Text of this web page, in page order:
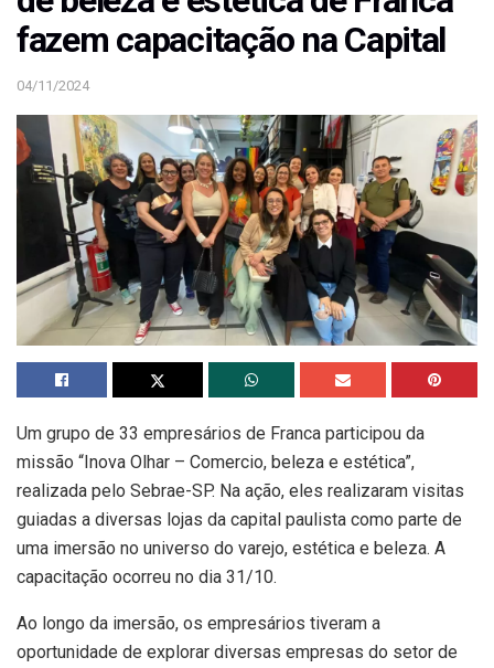
fazem capacitação na Capital
04/11/2024
Um grupo de 33 empresários de Franca participou da
missão “Inova Olhar – Comercio, beleza e estética”,
realizada pelo Sebrae-SP. Na ação, eles realizaram visitas
guiadas a diversas lojas da capital paulista como parte de
uma imersão no universo do varejo, estética e beleza. A
capacitação ocorreu no dia 31/10.
Ao longo da imersão, os empresários tiveram a
oportunidade de explorar diversas empresas do setor de